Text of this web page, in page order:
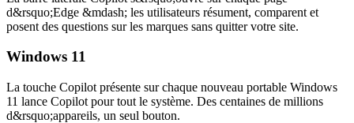
d&rsquo;Edge &mdash; les utilisateurs résument, comparent et
posent des questions sur les marques sans quitter votre site.
Windows 11
La touche Copilot présente sur chaque nouveau portable Windows
11 lance Copilot pour tout le système. Des centaines de millions
d&rsquo;appareils, un seul bouton.